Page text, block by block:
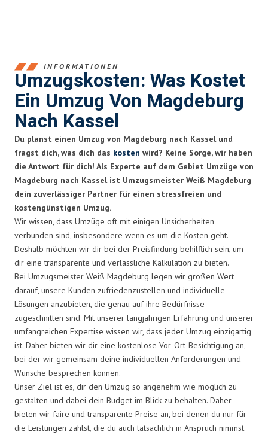
INFORMATIONEN
Umzugskosten: Was Kostet
Ein Umzug Von Magdeburg
Nach Kassel
Du planst einen Umzug von Magdeburg nach Kassel und
fragst dich, was dich das kosten wird? Keine Sorge, wir haben
die Antwort für dich! Als Experte auf dem Gebiet Umzüge von
Magdeburg nach Kassel ist Umzugsmeister Weiß Magdeburg
dein zuverlässiger Partner für einen stressfreien und
kostengünstigen Umzug.
Wir wissen, dass Umzüge oft mit einigen Unsicherheiten
verbunden sind, insbesondere wenn es um die Kosten geht.
Deshalb möchten wir dir bei der Preisfindung behilflich sein, um
dir eine transparente und verlässliche Kalkulation zu bieten.
Bei Umzugsmeister Weiß Magdeburg legen wir großen Wert
darauf, unsere Kunden zufriedenzustellen und individuelle
Lösungen anzubieten, die genau auf ihre Bedürfnisse
zugeschnitten sind. Mit unserer langjährigen Erfahrung und unserer
umfangreichen Expertise wissen wir, dass jeder Umzug einzigartig
ist. Daher bieten wir dir eine kostenlose Vor-Ort-Besichtigung an,
bei der wir gemeinsam deine individuellen Anforderungen und
Wünsche besprechen können.
Unser Ziel ist es, dir den Umzug so angenehm wie möglich zu
gestalten und dabei dein Budget im Blick zu behalten. Daher
bieten wir faire und transparente Preise an, bei denen du nur für
die Leistungen zahlst, die du auch tatsächlich in Anspruch nimmst.